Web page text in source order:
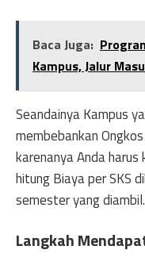
Baca Juga:
Kampus, Jalur
Seandainya Kampus
membebankan
karenanya Anda
hitung Biaya per SKS
semester yang diambil.
Langkah